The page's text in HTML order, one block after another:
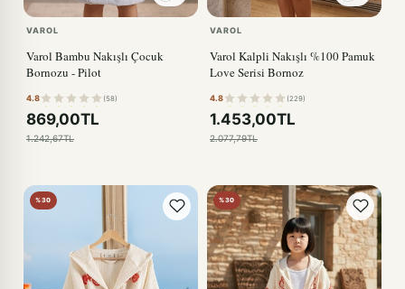
VAROL
Varol Bambu Nakışlı Çocuk
Bornozu - Pilot
4.8 (58)
869,00TL
1.242,67TL
VAROL
Varol Kalpli Nakışlı %100 Pamuk
Love Serisi Bornoz
4.8 (229)
1.453,00TL
2.077,79TL
%30 %30